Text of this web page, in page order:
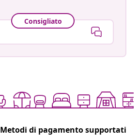
Consigliato
Metodi di pagamento supportati